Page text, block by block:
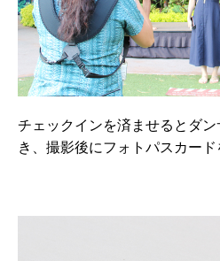
チェックインを済ませるとダ
き、撮影後にフォトパスカード